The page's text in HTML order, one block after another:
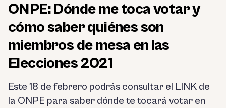
ONPE: Dónde me toca votar y
cómo saber quiénes son
miembros de mesa en las
Elecciones 2021
Este 18 de febrero podrás consultar el LINK de
la ONPE para saber dónde te tocará votar en